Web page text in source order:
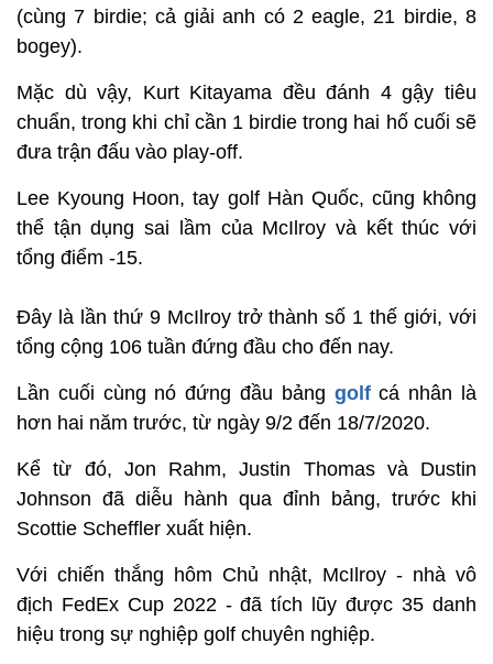
(cùng 7 birdie; cả giải anh có 2 eagle, 21 birdie, 8
bogey).
Mặc dù vậy, Kurt Kitayama đều đánh 4 gậy tiêu
chuẩn, trong khi chỉ cần 1 birdie trong hai hố cuối sẽ
đưa trận đấu vào play-off.
Lee Kyoung Hoon, tay golf Hàn Quốc, cũng không
thể tận dụng sai lầm của McIlroy và kết thúc với
tổng điểm -15.
Đây là lần thứ 9 McIlroy trở thành số 1 thế giới, với
tổng cộng 106 tuần đứng đầu cho đến nay.
Lần cuối cùng nó đứng đầu bảng golfcá nhân là
hơn hai năm trước, từ ngày 9/2 đến 18/7/2020.
Kể từ đó, Jon Rahm, Justin Thomas và Dustin
Johnson đã diễu hành qua đỉnh bảng, trước khi
Scottie Scheffler xuất hiện.
Với chiến thắng hôm Chủ nhật, McIlroy - nhà vô
địch FedEx Cup 2022 - đã tích lũy được 35 danh
hiệu trong sự nghiệp golf chuyên nghiệp.